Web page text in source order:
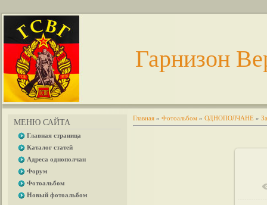
Гарнизон
МЕНЮ САЙТА
Главная страница
Каталог статей
Адреса однополчан
Форум
Фотоальбом
Новый фотоальбом
Главная » Фотоальбом » ОДНОПОЛЧАНЕ »